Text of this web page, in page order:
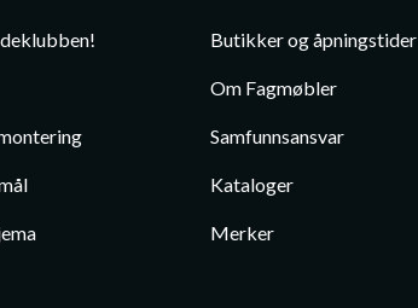
Butikker og åpningstider
Om Fagmøbler
Samfunnsansvar
Kataloger
Merker